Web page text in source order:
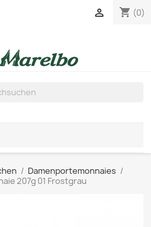
shopping_cart (0)

Damenportemonnaies
207g 01 Frostgrau